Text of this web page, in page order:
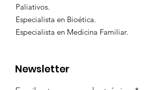
Paliativos.
Especialista en Bioética.
Especialista en Medicina Familiar.
Newsletter